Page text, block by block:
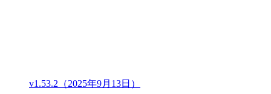
v1.53.2（2025年9月13日）